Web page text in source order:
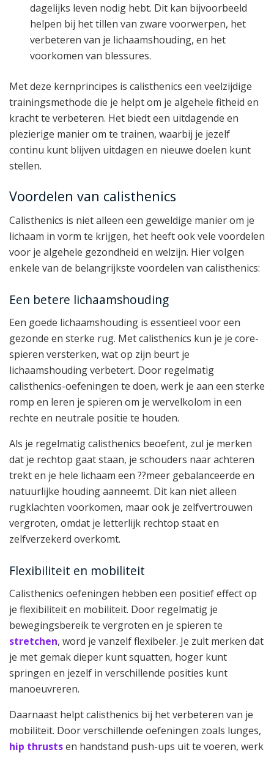
dagelijks leven nodig hebt. Dit kan bijvoorbeeld
helpen bij het tillen van zware voorwerpen, het
verbeteren van je lichaamshouding, en het
voorkomen van blessures.
Met deze kernprincipes is calisthenics een veelzijdige
trainingsmethode die je helpt om je algehele fitheid en
kracht te verbeteren. Het biedt een uitdagende en
plezierige manier om te trainen, waarbij je jezelf
continu kunt blijven uitdagen en nieuwe doelen kunt
stellen.
Voordelen van calisthenics
Calisthenics is niet alleen een geweldige manier om je
lichaam in vorm te krijgen, het heeft ook vele voordelen
voor je algehele gezondheid en welzijn. Hier volgen
enkele van de belangrijkste voordelen van calisthenics:
Een betere lichaamshouding
Een goede lichaamshouding is essentieel voor een
gezonde en sterke rug. Met calisthenics kun je je core-
spieren versterken, wat op zijn beurt je
lichaamshouding verbetert. Door regelmatig
calisthenics-oefeningen te doen, werk je aan een sterke
romp en leren je spieren om je wervelkolom in een
rechte en neutrale positie te houden.
Als je regelmatig calisthenics beoefent, zul je merken
dat je rechtop gaat staan, je schouders naar achteren
trekt en je hele lichaam een ??meer gebalanceerde en
natuurlijke houding aanneemt. Dit kan niet alleen
rugklachten voorkomen, maar ook je zelfvertrouwen
vergroten, omdat je letterlijk rechtop staat en
zelfverzekerd overkomt.
Flexibiliteit en mobiliteit
Calisthenics oefeningen hebben een positief effect op
je flexibiliteit en mobiliteit. Door regelmatig je
bewegingsbereik te vergroten en je spieren te
stretchen, word je vanzelf flexibeler. Je zult merken dat
je met gemak dieper kunt squatten, hoger kunt
springen en jezelf in verschillende posities kunt
manoeuvreren.
Daarnaast helpt calisthenics bij het verbeteren van je
mobiliteit. Door verschillende oefeningen zoals lunges,
hip thrustsen handstand push-ups uit te voeren, werk